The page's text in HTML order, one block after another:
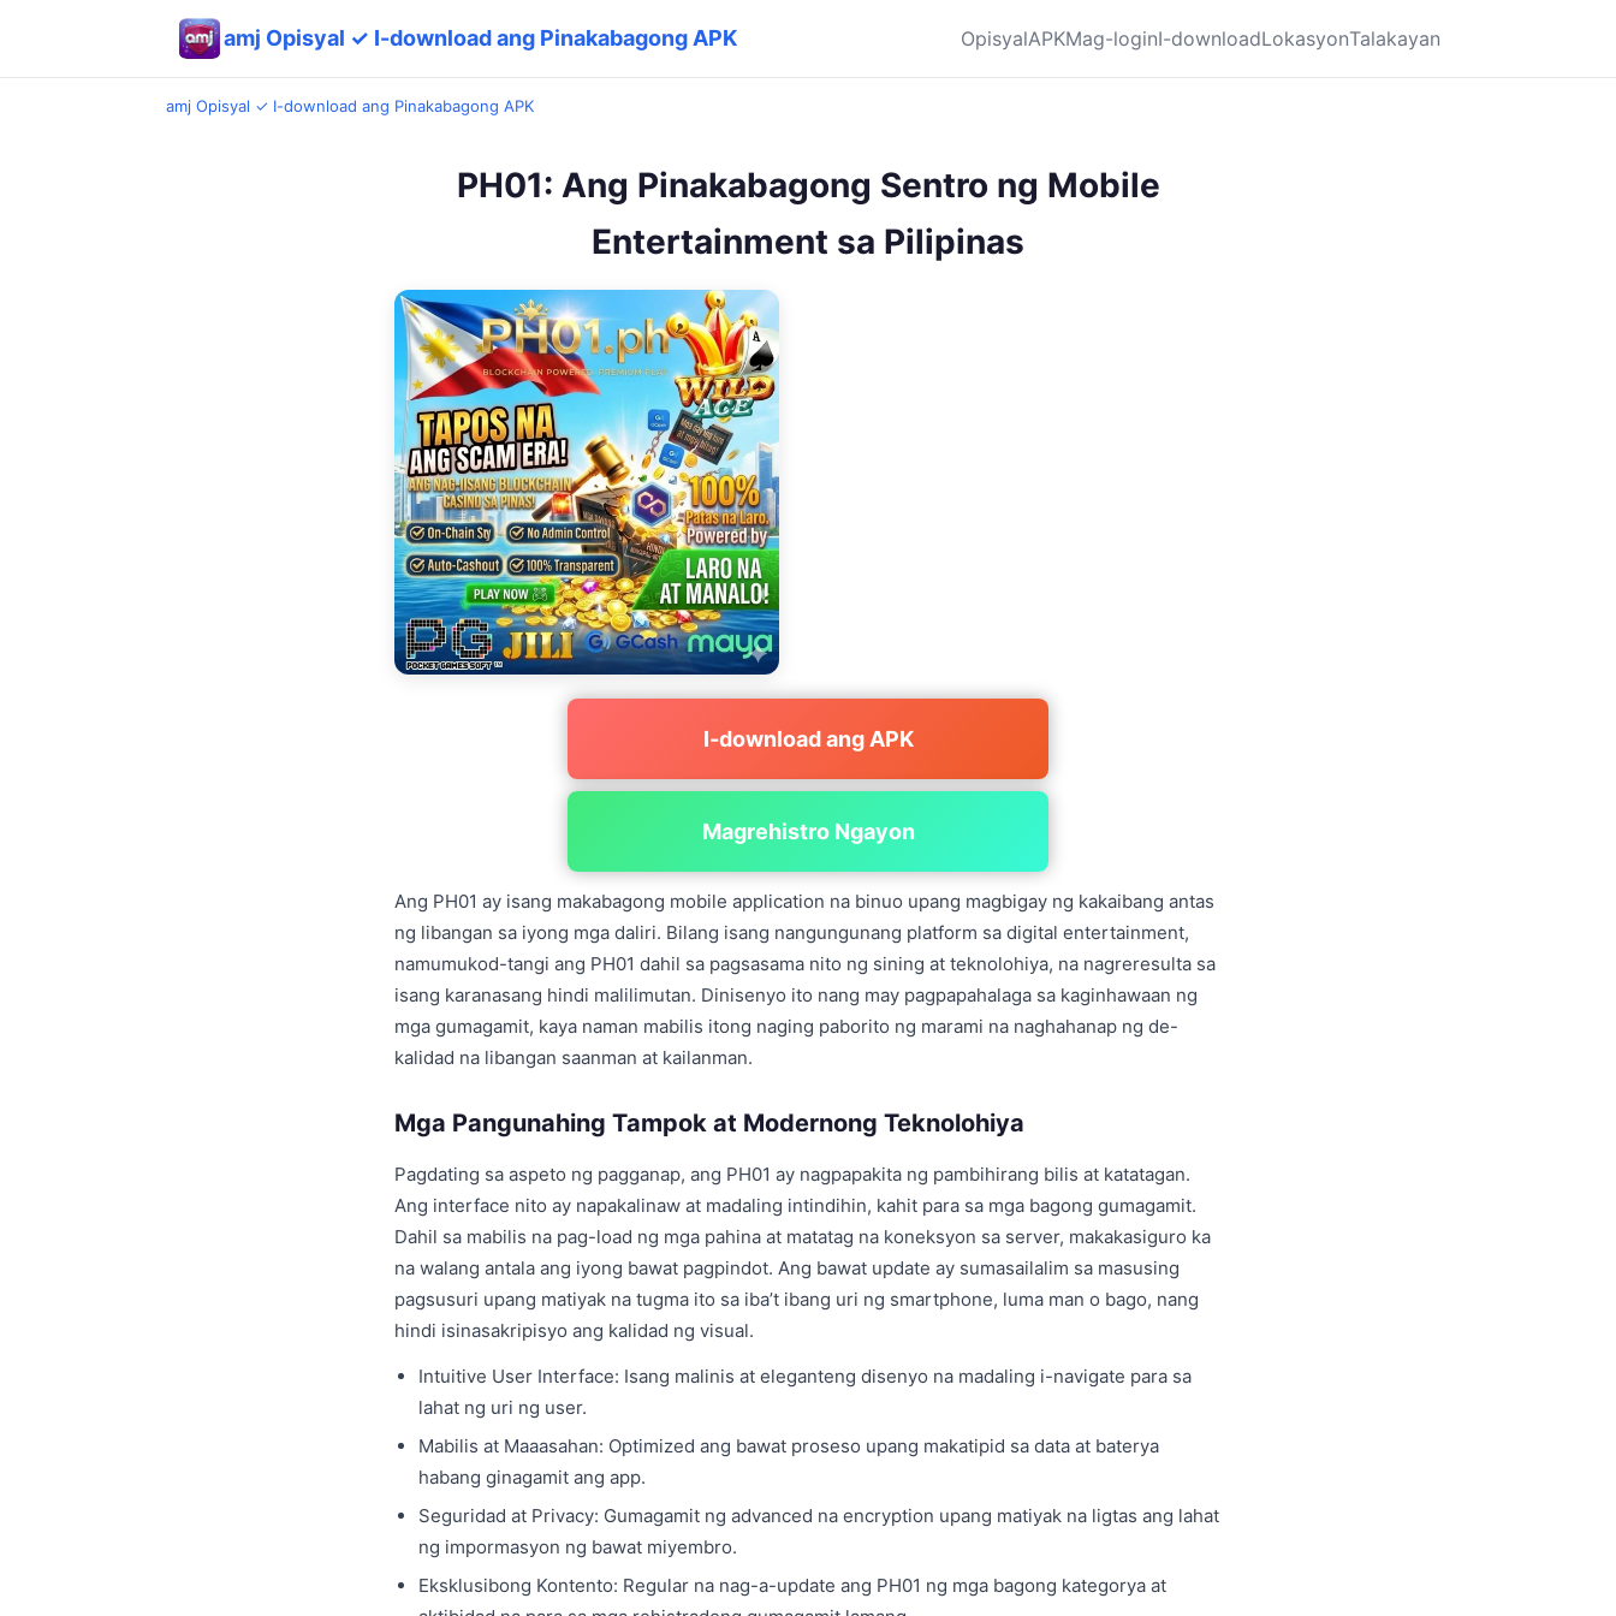
amj Opisyal ✓ I-download ang Pinakabagong APK OpisyalAPKMag-loginI-downloadLokasyonTalakayan
amj Opisyal ✓ I-download ang Pinakabagong APK
PH01: Ang Pinakabagong Sentro ng Mobile
Entertainment sa Pilipinas
I-download ang APK
Magrehistro Ngayon
Ang PH01 ay isang makabagong mobile application na binuo upang magbigay ng kakaibang antas
ng libangan sa iyong mga daliri. Bilang isang nangungunang platform sa digital entertainment,
namumukod-tangi ang PH01 dahil sa pagsasama nito ng sining at teknolohiya, na nagreresulta sa
isang karanasang hindi malilimutan. Dinisenyo ito nang may pagpapahalaga sa kaginhawaan ng
mga gumagamit, kaya naman mabilis itong naging paborito ng marami na naghahanap ng de-
kalidad na libangan saanman at kailanman.
Mga Pangunahing Tampok at Modernong Teknolohiya
Pagdating sa aspeto ng pagganap, ang PH01 ay nagpapakita ng pambihirang bilis at katatagan.
Ang interface nito ay napakalinaw at madaling intindihin, kahit para sa mga bagong gumagamit.
Dahil sa mabilis na pag-load ng mga pahina at matatag na koneksyon sa server, makakasiguro ka
na walang antala ang iyong bawat pagpindot. Ang bawat update ay sumasailalim sa masusing
pagsusuri upang matiyak na tugma ito sa iba’t ibang uri ng smartphone, luma man o bago, nang
hindi isinasakripisyo ang kalidad ng visual.
Intuitive User Interface: Isang malinis at eleganteng disenyo na madaling i-navigate para sa
lahat ng uri ng user.
Mabilis at Maaasahan: Optimized ang bawat proseso upang makatipid sa data at baterya
habang ginagamit ang app.
Seguridad at Privacy: Gumagamit ng advanced na encryption upang matiyak na ligtas ang lahat
ng impormasyon ng bawat miyembro.
Eksklusibong Kontento: Regular na nag-a-update ang PH01 ng mga bagong kategorya at